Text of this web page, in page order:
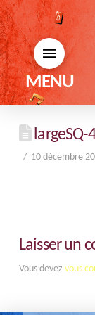
MENU
largeSQ-
10 décembre
Laisser un
Vous devez vous